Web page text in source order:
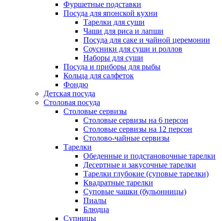
Фуршетные подставки
Посуда для японской кухни
Тарелки для суши
Чаши для риса и лапши
Посуда для саке и чайной церемонии
Соусники для суши и роллов
Наборы для суши
Посуда и приборы для рыбы
Кольца для салфеток
Фондю
Детская посуда
Столовая посуда
Столовые сервизы
Столовые сервизы на 6 персон
Столовые сервизы на 12 персон
Столово-чайные сервизы
Тарелки
Обеденные и подстановочные тарелки
Десертные и закусочные тарелки
Тарелки глубокие (суповые тарелки)
Квадратные тарелки
Суповые чашки (бульонницы)
Пиалы
Блюдца
Супницы